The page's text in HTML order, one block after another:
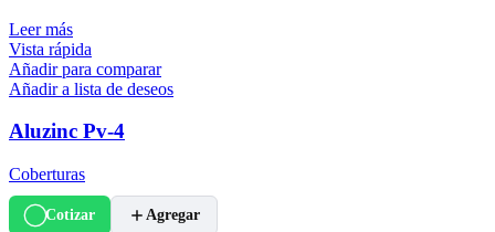
Leer más
Vista rápida
Añadir para comparar
Añadir a lista de deseos
Aluzinc Pv-4
Coberturas
Cotizar Agregar